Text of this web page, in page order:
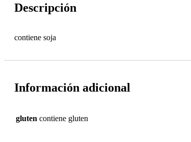
Descripción
contiene soja
Información adicional
gluten contiene gluten